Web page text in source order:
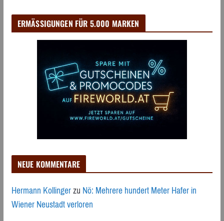
ERMÄSSIGUNGEN FÜR 5.000 MARKEN
NEUE KOMMENTARE
Hermann KollingerzuNö: Mehrere hundert Meter Hafer in
Wiener Neustadt verloren